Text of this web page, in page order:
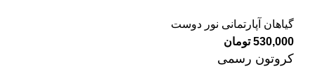
گیاهان آپارتمانی نور دوست
530,000 تومان
کروتون رسمی